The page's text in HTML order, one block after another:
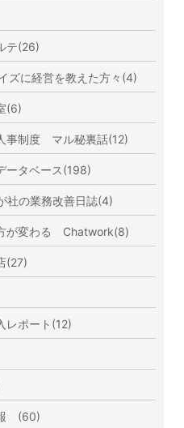
テ(26)
に経営を教えた方々(4)
(6)
事制度 マル秘裏話(12)
ータベース(198)
の業務改善日誌(4)
が変わる Chatwork(8)
(27)
レポート(12)
報 (60)